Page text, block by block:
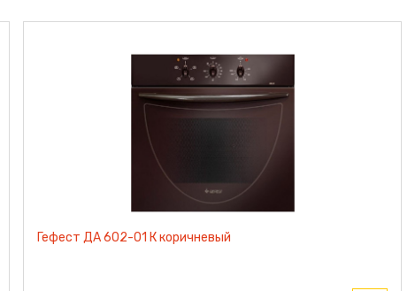
Гефест ДА 602-01 К коричневый